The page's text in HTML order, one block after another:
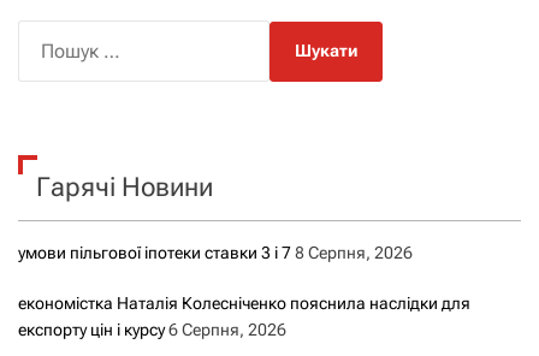
к
Гарячі Новини
умови пільгової іпотеки ставки 3 і 78 Серпня, 2026
економістка Наталія Колесніченко пояснила наслідки для
експорту цін і курсу6 Серпня, 2026